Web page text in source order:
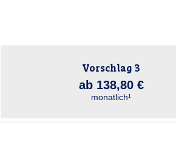
Vorschlag 3
ab 138,80 €
monatlich¹